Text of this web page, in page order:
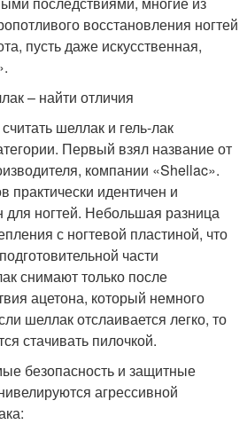
восстановления ногтей
пусть даже искусственная,
– найти отличия
шеллак и гель-лак
Первый взял название от
компании «Shellac».
практически идентичен и
для ногтей. Небольшая разница
с ногтевой пластиной, что
части
снимают только после
ацетона, который немного
шеллак отслаивается легко, то
стачивать пилочкой.
безопасность и защитные
агрессивной